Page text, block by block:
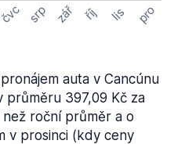
čvc srp zář říj lis pro
auta v Cancúnu
průměru 397,09 Kč za
roční průměr a o
v prosinci (kdy ceny